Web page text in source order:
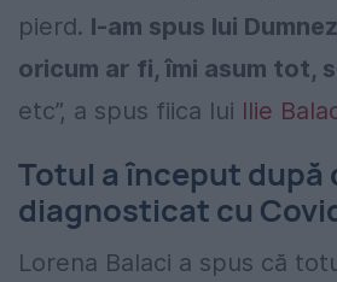
pierd. I-am spus lui
oricum ar fi, îmi asum tot,
etc”, a spus fiica lui Ilie
Totul a început după
diagnosticat cu
Lorena Balaci a spus că